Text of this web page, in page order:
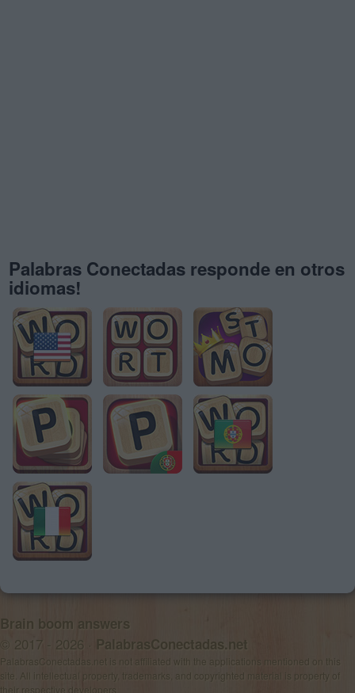
Palabras Conectadas responde en otros
idiomas!
Brain boom answers
© 2017 - 2026 · PalabrasConectadas.net
PalabrasConectadas.net is not affiliated with the applications mentioned on this
site. All intellectual property, trademarks, and copyrighted material is property of
their respective developers.